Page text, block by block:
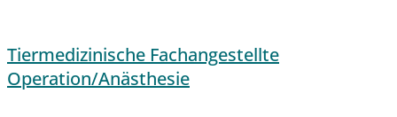
Tiermedizinische Fachangestellte
Operation/Anästhesie